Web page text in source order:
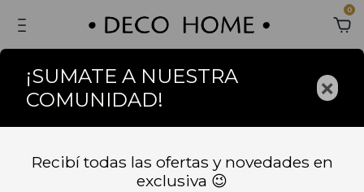
0
¡SUMATE A NUESTRA
COMUNIDAD!
×
Recibí todas las ofertas y novedades en
exclusiva 😉